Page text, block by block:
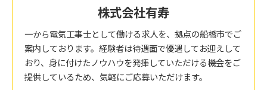
株式会社有寿
一から電気工事士として働ける求人を、拠点の船橋市でご
案内しております。経験者は待遇面で優遇してお迎えして
おり、身に付けたノウハウを発揮していただける機会をご
提供しているため、気軽にご応募いただけます。